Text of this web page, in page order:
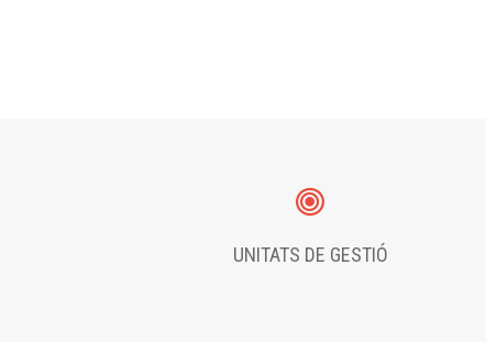
UNITATS DE GESTIÓ